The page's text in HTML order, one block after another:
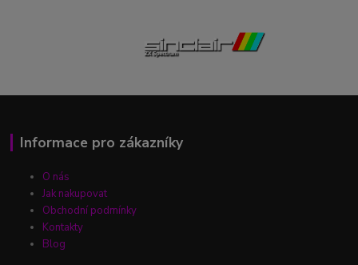
Informace pro zákazníky
O nás
Jak nakupovat
Obchodní podmínky
Kontakty
Blog